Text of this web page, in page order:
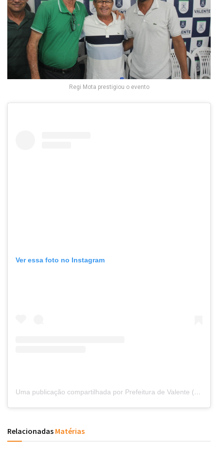
Regi Mota prestigiou o evento
Ver essa foto no Instagram
Uma publicação compartilhada por Prefeitura de Valente (@prefeituradevalente)
Relacionadas Matérias